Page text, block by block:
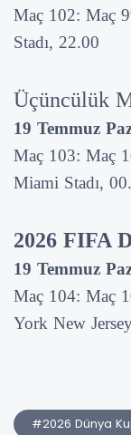
Maç 102: Maç
Stadı, 22.00
Üçüncülük
19 Temmuz
Maç 103: Maç
Miami Stadı,
2026 FIFA
19 Temmuz
Maç 104: Maç
York New
#2026 Dünya